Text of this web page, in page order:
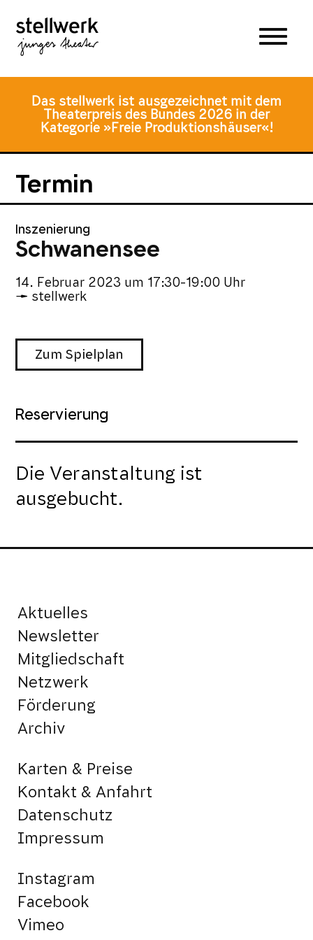
Hauptmenü
Inhalt
springen
Fusszeile
springen
Das stellwerk ist ausgezeichnet mit dem
Theaterpreis des Bundes 2026 in der
Kategorie »Freie Produktionshäuser«!
Termin
Inszenierung
Schwanensee
14. Februar 2023 um 17:30-19:00 Uhr
stellwerk
Zum Spielplan
Reservierung
Die Veranstaltung ist
ausgebucht.
Aktuelles
Newsletter
Mitgliedschaft
Netzwerk
Förderung
Archiv
Karten & Preise
Kontakt & Anfahrt
Datenschutz
Impressum
Instagram
Facebook
Vimeo